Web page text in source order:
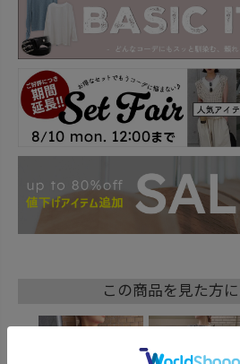
この商品を見た方